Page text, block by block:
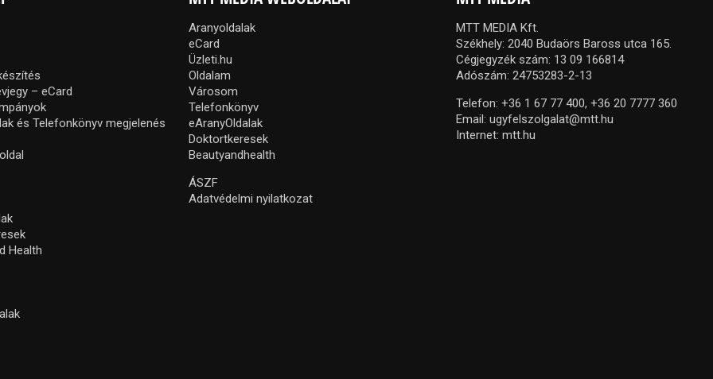
– eCard
és Telefonkönyv megjelenés
Health
Aranyoldalak
eCard
Üzleti.hu
Oldalam
Városom
Telefonkönyv
eAranyOldalak
Doktortkeresek
Beautyandhealth
ÁSZF
Adatvédelmi nyilatkozat
MTT MEDIA Kft.
Székhely: 2040 Budaörs Baross utca 165.
Cégjegyzék szám: 13 09 166814
Adószám: 24753283-2-13
Telefon:+36 1 67 77 400, +36 20 7777 360
Email:ugyfelszolgalat@mtt.hu
Internet:mtt.hu